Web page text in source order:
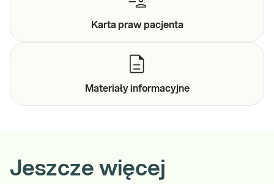
Karta prawpacjenta
Materiałyinformacyjne
Jeszcze więcej